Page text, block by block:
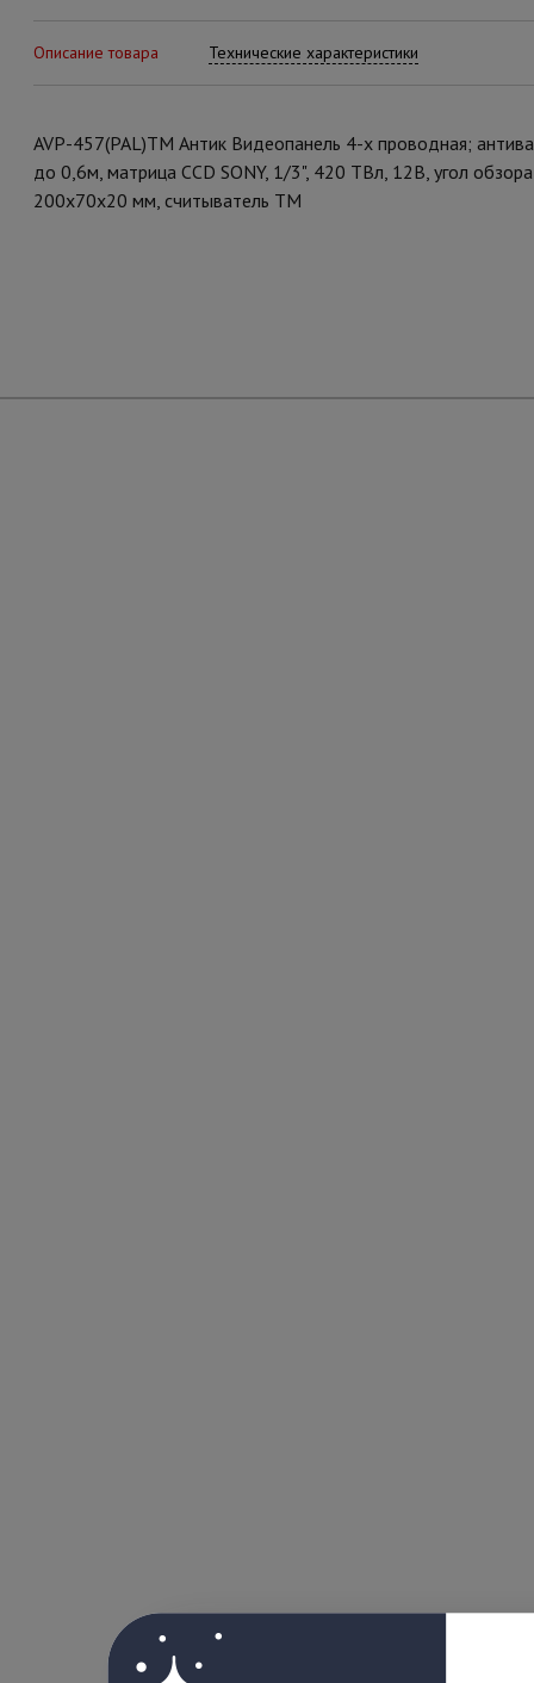
Описание товара Технические характеристики
AVP-457(PAL)TM Антик Видеопанель 4-х проводная;
до 0,6м, матрица CCD SONY, 1/3", 420 ТВл, 12В, угол
200х70х20 мм, считыватель ТМ